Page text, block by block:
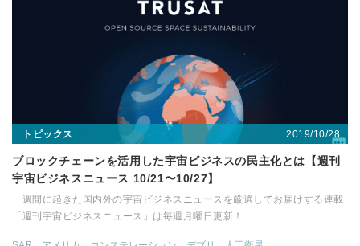
トピックス 2019/10/28
ブロックチェーンを活用した宇宙ビジネスの民主化とは【週刊
宇宙ビジネスニュース 10/21〜10/27】
一週間に起きた国内外の宇宙ビジネスニュースを厳選してお届けする連載
「週刊宇宙ビジネスニュース」は毎週月曜日更新！